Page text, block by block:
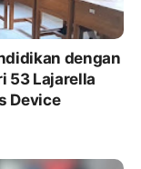
dengan
53 Lajarella
Device